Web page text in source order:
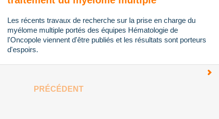
Les récents travaux de recherche sur la prise en charge du
myélome multiple portés des équipes Hématologie de
l'Oncopole viennent d'être publiés et les résultats sont porteurs
d'espoirs.
PRÉCÉDENT